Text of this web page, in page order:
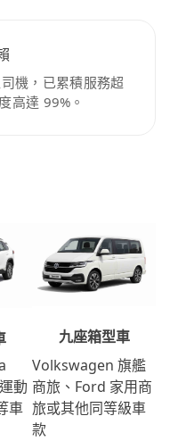
機，已累積服務超
高達 99%。
動
車
九座箱型車
Volkswagen 旗艦
商旅、Ford 家用商
旅或其他同等級車
款